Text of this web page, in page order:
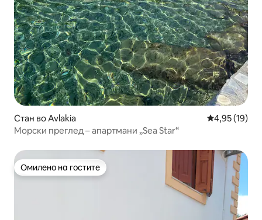
Стан во Avlakia Просечна
4,95 (19)
Морски преглед – апартмани „Sea Star“
Омилено на гостите
Омилено на гостите